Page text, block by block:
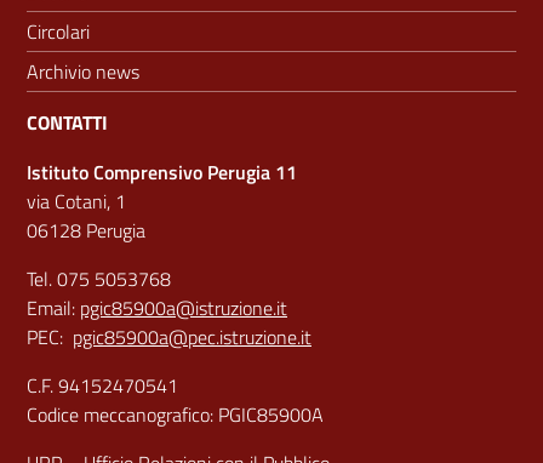
Circolari
Archivio news
CONTATTI
Istituto Comprensivo Perugia 11
via Cotani, 1
06128 Perugia
Tel. 075 5053768
Email: pgic85900a@istruzione.it
PEC: pgic85900a@pec.istruzione.it
C.F. 94152470541
Codice meccanografico: PGIC85900A